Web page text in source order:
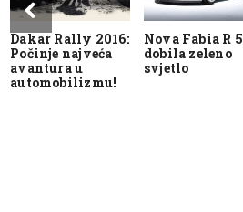
Dakar Rally 2016:
Počinje najveća
avantura u
automobilizmu!
Nova Fabia R 5
dobila zeleno
svjetlo